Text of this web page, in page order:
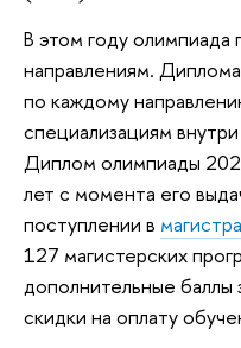
В этом году олимпиада
направлениям.
по каждому
специализациям
Диплом олимпиады
лет с момента его
поступлении в
127 магистерских
дополнительные баллы
скидки на оплату